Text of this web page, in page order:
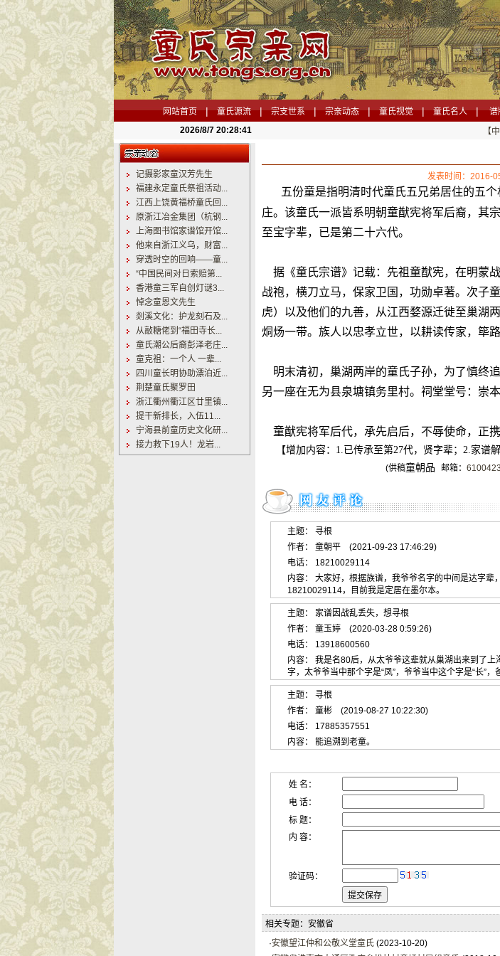
网站首页 | 童氏源流 | 宗支世系 | 宗亲动态 | 童氏视觉 | 童氏名人 | 谱
2026/8/7 20:28:42
【
记摄影家童汉芳先生
福建永定童氏祭祖活动...
江西上饶黄福桥童氏回...
原浙江冶金集团（杭钢...
上海图书馆家谱馆开馆...
他来自浙江义乌，财富...
穿透时空的回响——童...
“中国民间对日索赔第...
香港童三军自创灯谜3...
悼念童恩文先生
剡溪文化：护龙刻石及...
从敲糖佬到“福田寺长...
童氏潮公后裔彭泽老庄...
童克祖：一个人 一辈...
四川童长明协助漂泊近...
荆楚童氏聚罗田
浙江衢州衢江区廿里镇...
提干新排长，入伍11...
宁海县前童历史文化研...
接力救下19人！龙岩...
发表时间：
五份童是指明清时代童氏五兄弟居住的五
庄。该童氏一派皆系明朝童猷宪将军后裔，其
至宝字辈，已是第二十六代。
据《童氏宗谱》记载：先祖童猷宪，在明蒙
战袍，横刀立马，保家卫国，功勋卓著。次子
虎）以及他们的九善，从江西婺源迁徙至巢湖
烔炀一带。族人以忠孝立世，以耕读传家，筚
明末清初，巢湖两岸的童氏子孙，为了慎终
另一座在无为县泉塘镇务里村。祠堂堂号：崇本
童猷宪将军后代，承先启后，不辱使命，正
【增加内容：1.已传承至第27代，贤字辈；2.家谱
(供稿童朝品 邮箱：
主题： 寻根
作者： 童朝平 (2021-09-23 17:46:29)
电话： 18210029114
内容： 大家好，根据族谱，我爷爷名字的中间是达字
18210029114，目前我是定居在墨尔本。
主题： 家谱因战乱丢失，想寻根
作者： 童玉婷 (2020-03-28 0:59:26)
电话： 13918600560
内容： 我是名80后，从太爷爷这辈就从巢湖出来到了
字，太爷爷当中那个字是“凤”，爷爷当中这个字是“长”，
主题： 寻根
作者： 童彬 (2019-08-27 10:22:30)
电话： 17885357551
内容： 能追溯到老童。
姓 名：
电 话：
标 题：
内 容：
验证码：
相关专题：安徽省
·安徽望江仲和公敬义堂童氏(2023-10-20)